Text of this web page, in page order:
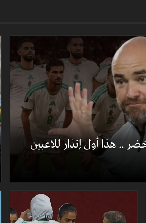
.. هذا أول إنذار للاعبين